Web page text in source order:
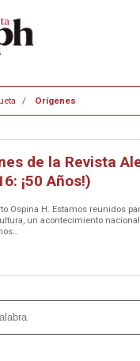
Orígenes
de la Revista
¡50 Años!)
Ospina H. Estamos reunidos
un acontecimiento